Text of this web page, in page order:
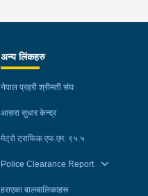
अन्य लिंकहरु
नेपाल प्रहरी श्रीमती संघ
आसरा सुधार केन्द्र
मेट्रो ट्राफिक एफ.एम. ९५.५
Police Clearance Report
हराएका बालबालिकाहरू